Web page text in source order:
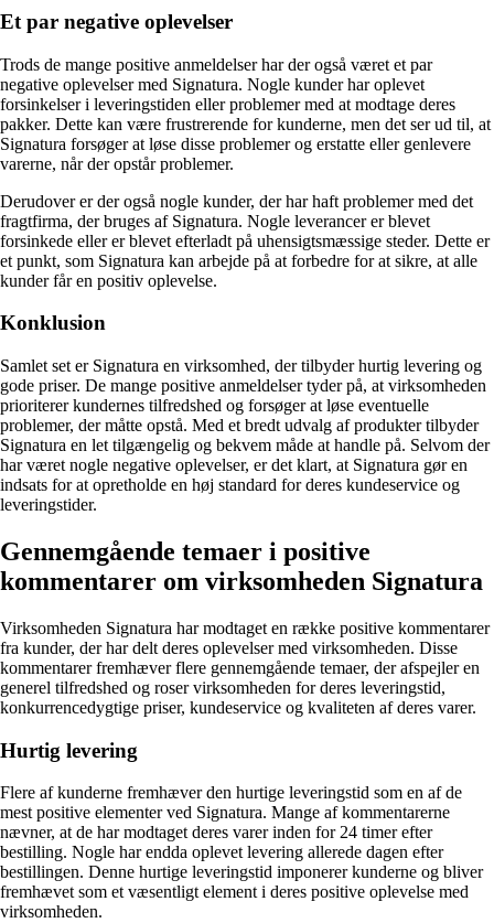
Et par negative oplevelser
Trods de mange positive anmeldelser har der også været et par
negative oplevelser med Signatura. Nogle kunder har oplevet
forsinkelser i leveringstiden eller problemer med at modtage deres
pakker. Dette kan være frustrerende for kunderne, men det ser ud til, at
Signatura forsøger at løse disse problemer og erstatte eller genlevere
varerne, når der opstår problemer.
Derudover er der også nogle kunder, der har haft problemer med det
fragtfirma, der bruges af Signatura. Nogle leverancer er blevet
forsinkede eller er blevet efterladt på uhensigtsmæssige steder. Dette er
et punkt, som Signatura kan arbejde på at forbedre for at sikre, at alle
kunder får en positiv oplevelse.
Konklusion
Samlet set er Signatura en virksomhed, der tilbyder hurtig levering og
gode priser. De mange positive anmeldelser tyder på, at virksomheden
prioriterer kundernes tilfredshed og forsøger at løse eventuelle
problemer, der måtte opstå. Med et bredt udvalg af produkter tilbyder
Signatura en let tilgængelig og bekvem måde at handle på. Selvom der
har været nogle negative oplevelser, er det klart, at Signatura gør en
indsats for at opretholde en høj standard for deres kundeservice og
leveringstider.
Gennemgående temaer i positive
kommentarer om virksomheden Signatura
Virksomheden Signatura har modtaget en række positive kommentarer
fra kunder, der har delt deres oplevelser med virksomheden. Disse
kommentarer fremhæver flere gennemgående temaer, der afspejler en
generel tilfredshed og roser virksomheden for deres leveringstid,
konkurrencedygtige priser, kundeservice og kvaliteten af deres varer.
Hurtig levering
Flere af kunderne fremhæver den hurtige leveringstid som en af de
mest positive elementer ved Signatura. Mange af kommentarerne
nævner, at de har modtaget deres varer inden for 24 timer efter
bestilling. Nogle har endda oplevet levering allerede dagen efter
bestillingen. Denne hurtige leveringstid imponerer kunderne og bliver
fremhævet som et væsentligt element i deres positive oplevelse med
virksomheden.